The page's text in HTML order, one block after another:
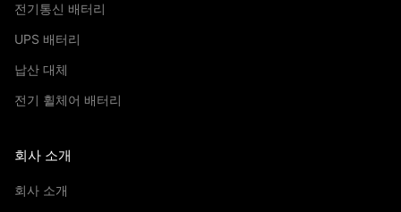
전기통신 배터리
UPS 배터리
납산 대체
전기 휠체어 배터리
회사 소개
회사 소개